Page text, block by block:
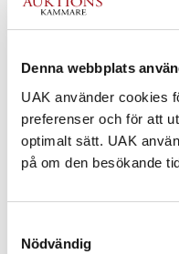
Denna webbplats
UAK använder cookies
preferenser och för att
optimalt sätt. UAK
på om den besökande
Nödvändig